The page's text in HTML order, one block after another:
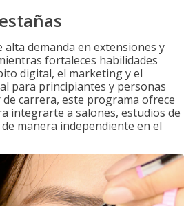
alta demanda en extensiones y
fortaleces habilidades
digital, el marketing y el
para principiantes y personas
de carrera, este programa ofrece
integrarte a salones, estudios de
manera independiente en el